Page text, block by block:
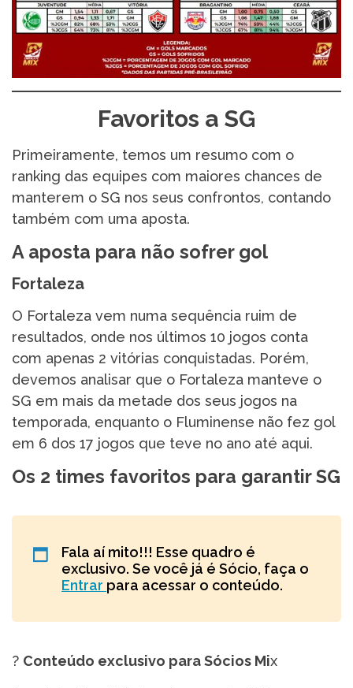
Favoritos a SG
Primeiramente, temos um resumo com o
ranking das equipes com maiores chances de
manterem o SG nos seus confrontos, contando
também com uma aposta.
A aposta para não sofrer gol
Fortaleza
O Fortaleza vem numa sequência ruim de
resultados, onde nos últimos 10 jogos conta
com apenas 2 vitórias conquistadas. Porém,
devemos analisar que o Fortaleza manteve o
SG em mais da metade dos seus jogos na
temporada, enquanto o Fluminense não fez gol
em 6 dos 17 jogos que teve no ano até aqui.
Os 2 times favoritos para garantir SG
Fala aí mito!!! Esse quadro é
exclusivo. Se você já é Sócio, faça o
Entrar para acessar o conteúdo.
? Conteúdo exclusivo para Sócios Mix